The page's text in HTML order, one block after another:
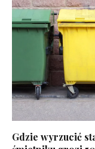
Gdzie wyrzucić